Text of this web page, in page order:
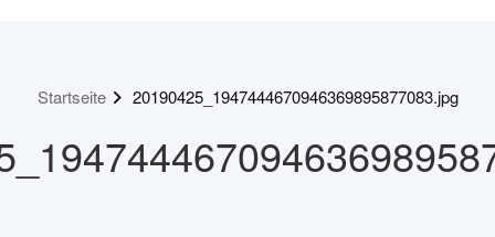
Startseite 20190425_1947444670946369895877083.jpg